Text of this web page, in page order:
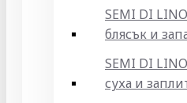
SEMI DI
блясък и
SEMI DI
суха и